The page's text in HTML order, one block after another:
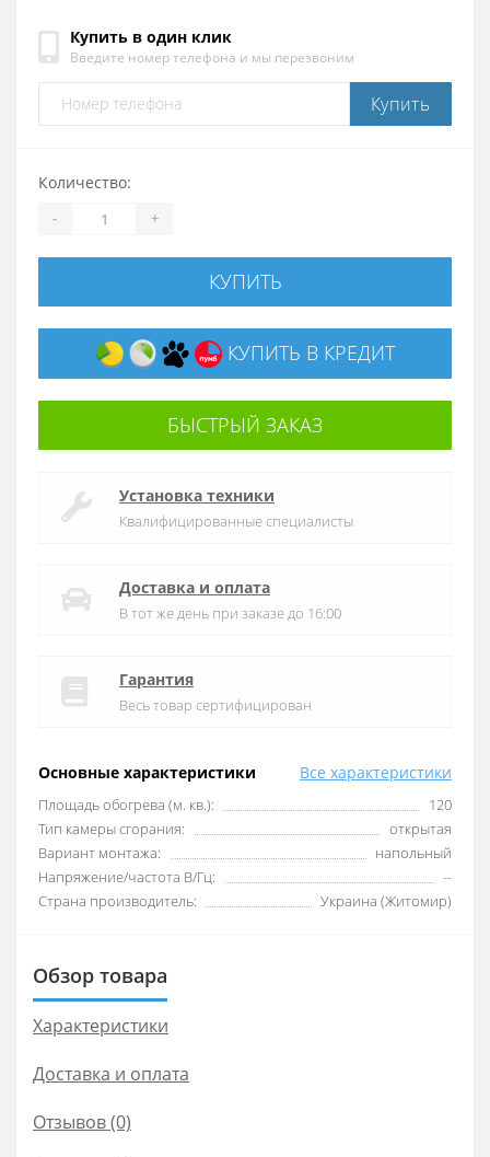
Купить в один клик
Введите номер телефона и мы перезвоним
Купить
Основные характеристики Все характеристики
Площадь обогрева (м. кв.):
120
Тип камеры сгорания:
открытая
Вариант монтажа:
напольный
Напряжение/частота В/Гц:
--
Страна производитель:
Украина (Житомир)
Количество:
- +
КУПИТЬ
КУПИТЬ В КРЕДИТ
БЫСТРЫЙ ЗАКАЗ
Установка техники
Квалифицированные специалисты
Доставка и оплата
В тот же день при заказе до 16:00
Гарантия
Весь товар сертифицирован
Обзор товара
Характеристики
Доставка и оплата
Отзывов (0)